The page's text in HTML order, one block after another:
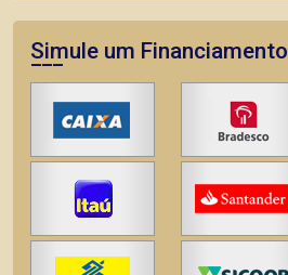
Simule um Financiamento